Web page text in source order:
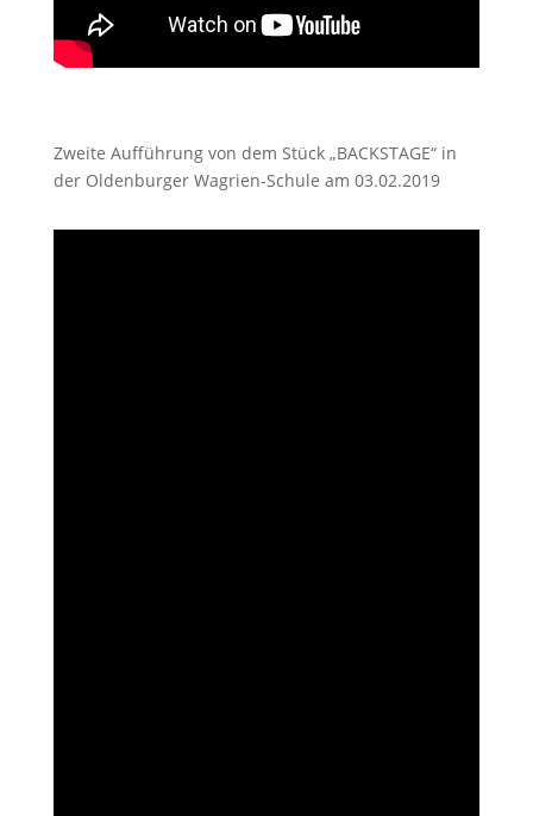
Zweite Aufführung von dem Stück „BACKSTAGE“ in
der Oldenburger Wagrien-Schule am 03.02.2019